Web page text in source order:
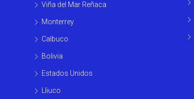
Viña del Mar Reñaca
Monterrey
Calbuco
Bolivia
Estados Unidos
Lliuco